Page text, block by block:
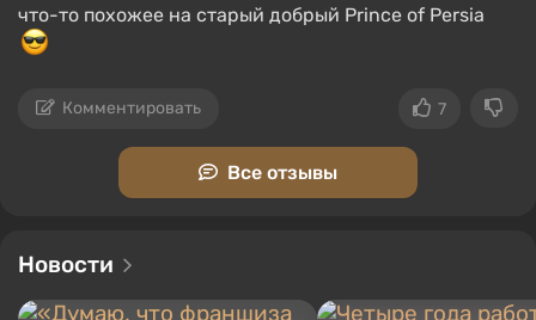
что-то похожее на старый добрый Prince of Persia
Комментировать 7
Все отзывы
Новости